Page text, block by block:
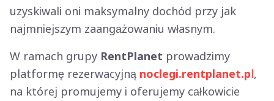
uzyskiwali oni maksymalny dochód przy jak
najmniejszym zaangażowaniu własnym.
W ramach grupy RentPlanet prowadzimy
platformę rezerwacyjną noclegi.rentplanet.pl,
na której promujemy i oferujemy całkowicie